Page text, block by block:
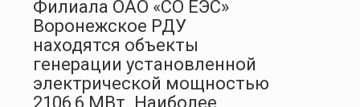
Филиала ОАО «СО ЕЭС»
Воронежское РДУ
находятся объекты
генерации установленной
электрической мощностью
2106,6 МВт. Наиболее